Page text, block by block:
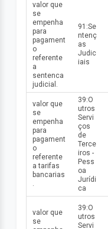
valor que
se
empenha
para
pagament
o
referente
a
sentenca
judicial.
91:Se
ntenç
as
Judic
iais
valor que
se
empenha
para
pagament
o
referente
a tarifas
bancarias
.
39:O
utros
Servi
ços
de
Terce
iros -
Pess
oa
Jurídi
ca
valor que
se
39:O
utros
Servi